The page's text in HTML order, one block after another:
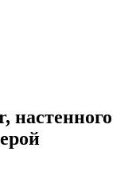
настенного